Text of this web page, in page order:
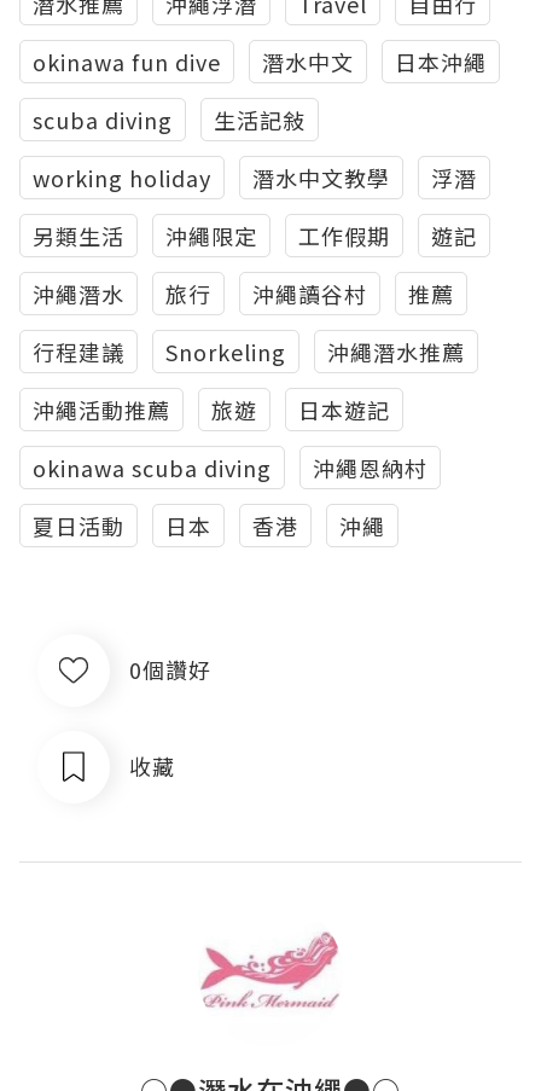
okinawa fun dive
潛水中文
日本沖繩
scuba diving
生活記敍
working holiday
潛水中文教學
浮潛
另類生活
沖繩限定 工作假期
遊記
沖繩潛水
旅行 沖繩讀谷村
推薦
行程建議
Snorkeling
沖繩潛水推薦
沖繩活動推薦
旅遊
日本遊記
okinawa scuba diving
沖繩恩納村
夏日活動
日本 香港 沖繩
0個讚好
收藏